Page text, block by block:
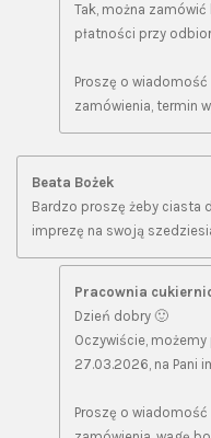
Tak, można
płatności przy
Proszę o
zamówienia, termin
Beata Bożek
Bardzo proszę żeby ciasta
imprezę na swoją
Pracownia
Dzień dobry 🙂
Oczywiście,
27.03.2026, na Pani
Proszę o